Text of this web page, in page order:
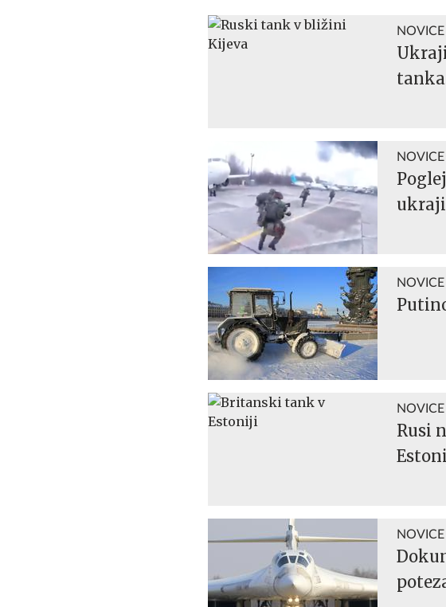
NOVICE
NOVICE
NOVICE
NOVICE
Rusi
NOVICE